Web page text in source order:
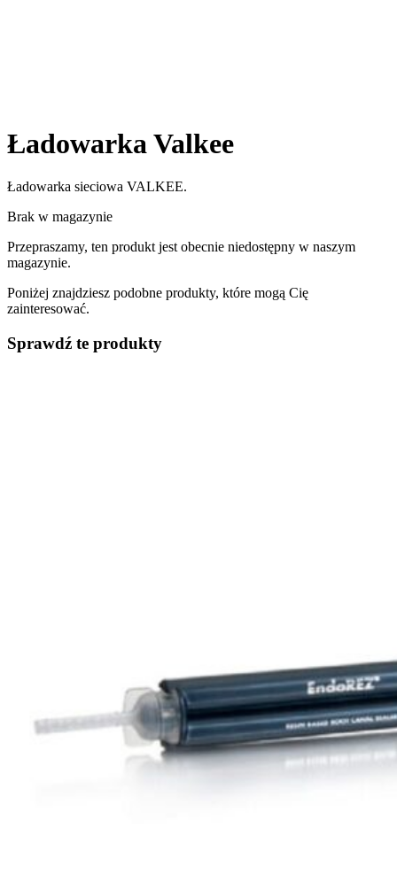
Ładowarka Valkee
Ładowarka sieciowa VALKEE.
Brak w magazynie
Przepraszamy, ten produkt jest obecnie niedostępny w naszym
magazynie.
Poniżej znajdziesz podobne produkty, które mogą Cię
zainteresować.
Sprawdź te produkty